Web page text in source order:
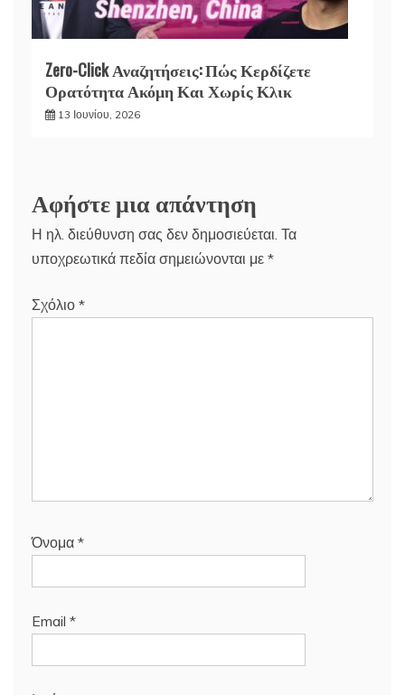
Zero-Click Αναζητήσεις: Πώς Κερδίζετε
Ορατότητα Ακόμη Και Χωρίς Κλικ
13 Ιουνίου, 2026
Αφήστε μια απάντηση
Η ηλ. διεύθυνση σας δεν δημοσιεύεται. Τα
υποχρεωτικά πεδία σημειώνονται με *
Σχόλιο *
Όνομα *
Email *